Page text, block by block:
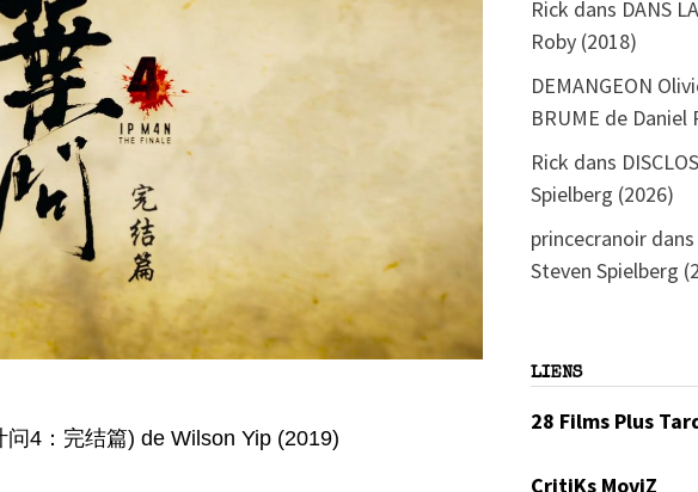
4：完结篇) de Wilson Yip (2019)
Rick dans DANS
Roby (2018)
DEMANGEON
BRUME de Daniel
Rick dans
Spielberg (2026)
princecranoir dans
Steven Spielberg
LIENS
28 Films Plus
CritiKs MoviZ